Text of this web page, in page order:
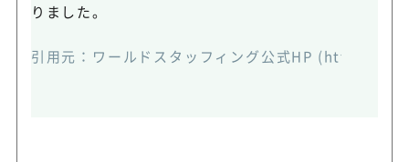
りました。
引用元：ワールドスタッフィング公式HP